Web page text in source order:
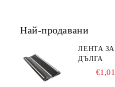
Най-продавани
ЛЕНТА ЗА
ДЪЛГА